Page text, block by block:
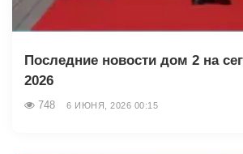
Последние новости дом 2 на
2026
748 6 ИЮНЯ, 2026 00:15